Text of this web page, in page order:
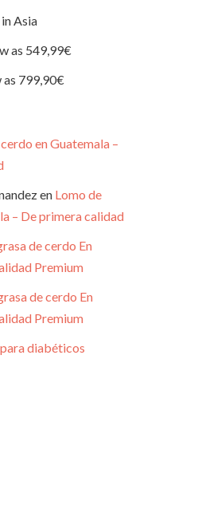
Asia
as 549,99€
as 799,90€
en Guatemala –
en Lomo de
– De primera calidad
de cerdo En
Premium
de cerdo En
Premium
diabéticos